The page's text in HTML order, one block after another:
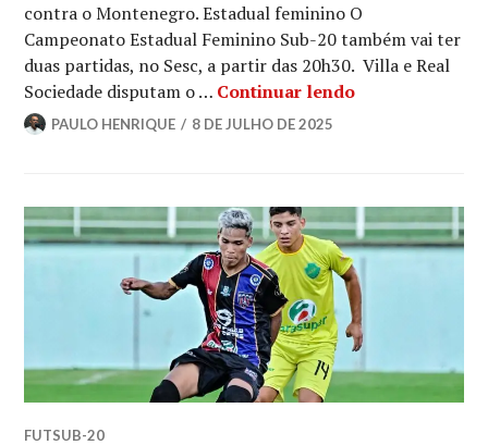
contra o Montenegro. Estadual feminino O
Campeonato Estadual Feminino Sub-20 também vai ter
duas partidas, no Sesc, a partir das 20h30. Villa e Real
Sociedade disputam o … Continuar lendo
PAULO HENRIQUE 8 DE JULHO DE 2025
FUTSUB-20